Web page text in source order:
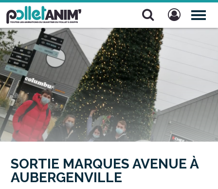
Pollet Anim'
SORTIE MARQUES AVENUE À
AUBERGENVILLE